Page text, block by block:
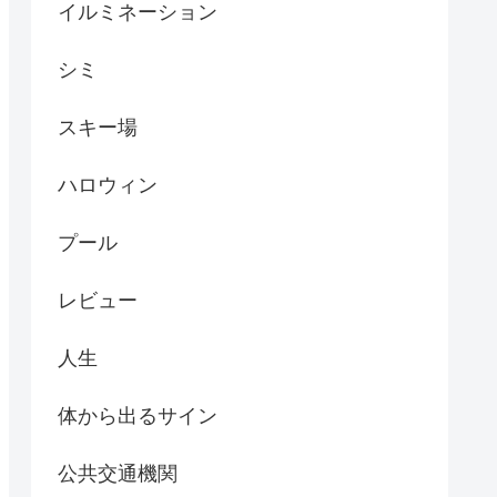
イルミネーション
シミ
スキー場
ハロウィン
プール
レビュー
人生
体から出るサイン
公共交通機関